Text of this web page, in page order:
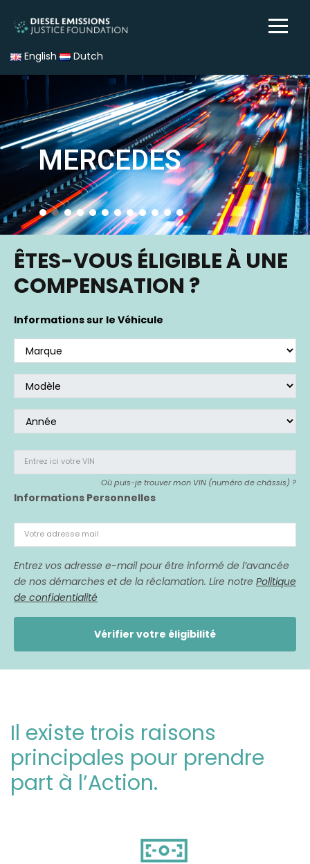
English Dutch
MERCEDES
ÊTES-VOUS ÉLIGIBLE À UNE
COMPENSATION ?
Informations sur le Véhicule
Entrez ici votre VIN
Où puis-je trouver mon VIN (numéro de châssis) ?
Informations Personnelles
Votre adresse mail
Entrez vos adresse e-mail pour être informé de l’avancée
de nos démarches et de la réclamation. Lire notre Politique
de confidentialité
Vérifier votre éligibilité
Si vous avez acheté un véhicule affecté,
Il existe trois raisons
principales pour prendre
part à l’Action.